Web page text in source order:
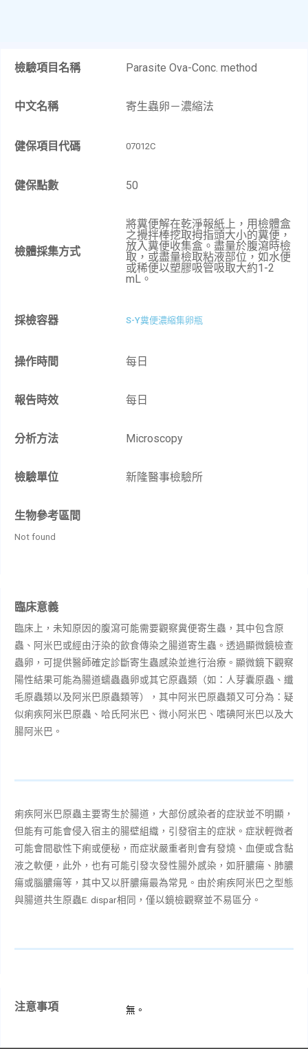
檢驗項目名稱 Parasite Ova-Conc. method​
中文名稱 寄生蟲卵－濃縮法​
健保項目代碼 07012C
健保點數 50
檢體採集方式
將糞便解在乾淨報紙上，用檢體盒
之攪拌棒挖取拇指頭大小的糞便，
放入糞便收集盒。盡量於腹瀉時檢
取，或盡量檢取粘液部位，如水便
或稀便以塑膠吸管吸取大約1-2
mL。
採檢容器 S-Y糞便濃縮集卵瓶
操作時間 每日
報告時效 每日
分析方法 Microscopy​
檢驗單位 新隆醫事檢驗所
生物參考區間
Not found
臨床意義
臨床上，未知原因的腹瀉可能需要觀察糞便寄生蟲，其中包含原
蟲、阿米巴或經由汙染的飲食傳染之腸道寄生蟲。透過顯微鏡檢查
蟲卵，可提供醫師確定診斷寄生蟲感染並進行治療。顯微鏡下觀察
陽性結果可能為腸道蠕蟲蟲卵或其它原蟲類（如：人芽囊原蟲、纖
毛原蟲類以及阿米巴原蟲類等），其中阿米巴原蟲類又可分為：疑
似痢疾阿米巴原蟲、哈氏阿米巴、微小阿米巴、嗜碘阿米巴以及大
腸阿米巴。
痢疾阿米巴原蟲主要寄生於腸道，大部份感染者的症狀並不明顯，
但能有可能會侵入宿主的腸壁組織，引發宿主的症狀。症狀輕微者
可能會間歇性下痢或便秘，而症狀嚴重者則會有發燒、血便或含黏
液之軟便，此外，也有可能引發次發性腸外感染，如肝膿瘍、肺膿
瘍或腦膿瘍等，其中又以肝膿瘍最為常見。由於痢疾阿米巴之型態
與腸道共生原蟲E. dispar相同，僅以鏡檢觀察並不易區分。
注意事項 無。